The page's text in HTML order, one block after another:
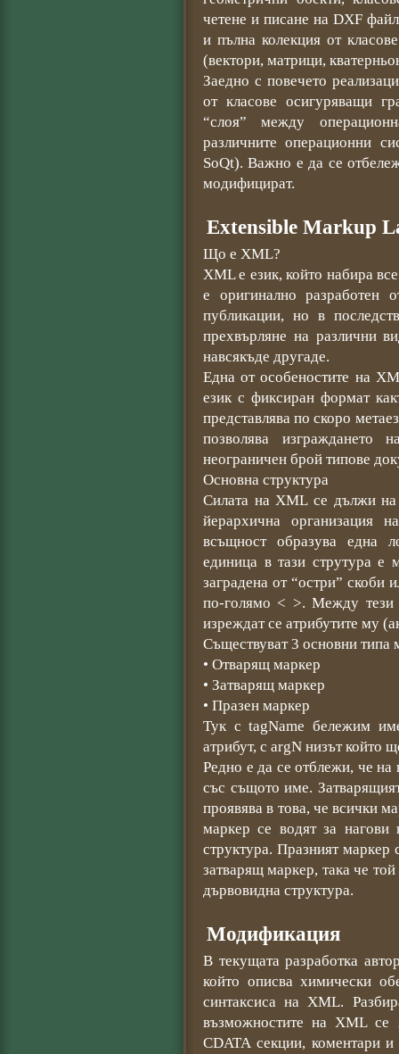
четене и писане на DXF
и пълна колекция от
(вектори, матрици,
Заедно с повечето
от класове осигуряващи
“слоя” между
различните операционни
SoQt). Важно е да се
модифицират.
Extensible Markup
Що е XML?
XML е език, който набира
е оригинално разработен
публикации, но в
прехвърляне на различни
навсякъде другаде.
Една от особеностите на
език с фиксиран формат
представлява по скоро
позволява изграждането
неограничен брой типове
Основна структура
Силата на XML се дължи на
йерархична организация
всъщност образува една
единица в тази струтура е
заградена от “остри” скоби
по-голямо < >. Между тези
изреждат се атрибутите му
Съществуват 3 основни типа
• Отварящ маркер
• Затварящ маркер
• Празен маркер
Тук с tagName бележим
атрибут, с argN низът който
Редно е да се отблежи, че на
със същото име.
проявява в това, че всички
маркер се водят за нагови
структура. Празният
затварящ маркер, така че
дървовидна структура.
Модификация
В текущата разработка
който описва химически
синтаксиса на XML.
възможностите на XML се
CDATA секции, коментари